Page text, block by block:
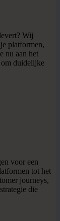
Wij
platformen,
nu aan het
om duidelijke
voor een
tot het
journeys,
die